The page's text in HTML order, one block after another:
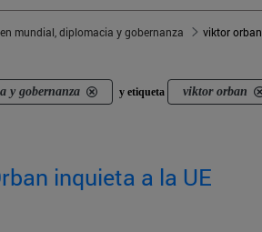
mundial, diplomacia y gobernanza viktor orban
y gobernanza y etiqueta viktor orban
inquieta a la UE